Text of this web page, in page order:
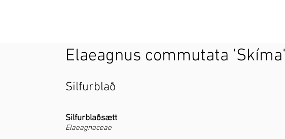
Elaeagnus commutata 'Skíma'
Silfurblað
Silfurblaðsætt
Elaeagnaceae